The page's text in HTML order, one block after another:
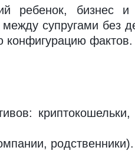
ребенок, бизнес и
между супругами без
конфигурацию фактов.
криптокошельки,
родственники).